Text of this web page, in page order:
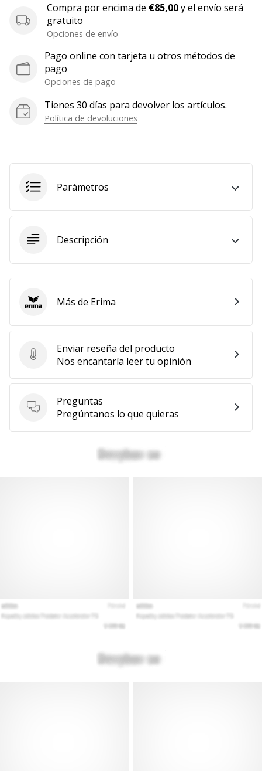
queremos
en
nuestro
equipo!
Mostrar
todos
Compra por encima de €85,00y el envío será
gratuito
Opciones de envío
Pago online con tarjeta u otros métodos de
pago
Opciones de pago
Tienes 30 días para devolver los artículos.
Política de devoluciones
Parámetros
Descripción
Enviar reseña del producto
Enviar reseña del producto
Nos encantaría leer tu opinión
Preguntas
Preguntas
Pregúntanos lo que quieras
ErimaMás de Erima